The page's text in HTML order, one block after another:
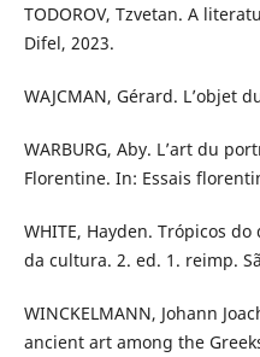
TODOROV, Tzvetan. A
Difel, 2023.
WAJCMAN, Gérard. L’objet
WARBURG, Aby. L’art du
Florentine. In: Essais
WHITE, Hayden. Trópicos
da cultura. 2. ed. 1. reimp.
WINCKELMANN, Johann
ancient art among the